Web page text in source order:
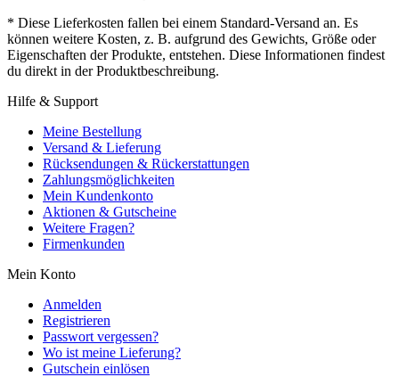
* Diese Lieferkosten fallen bei einem Standard-Versand an. Es
können weitere Kosten, z. B. aufgrund des Gewichts, Größe oder
Eigenschaften der Produkte, entstehen. Diese Informationen findest
du direkt in der Produktbeschreibung.
Hilfe & Support
Meine Bestellung
Versand & Lieferung
Rücksendungen & Rückerstattungen
Zahlungsmöglichkeiten
Mein Kundenkonto
Aktionen & Gutscheine
Weitere Fragen?
Firmenkunden
Mein Konto
Anmelden
Registrieren
Passwort vergessen?
Wo ist meine Lieferung?
Gutschein einlösen